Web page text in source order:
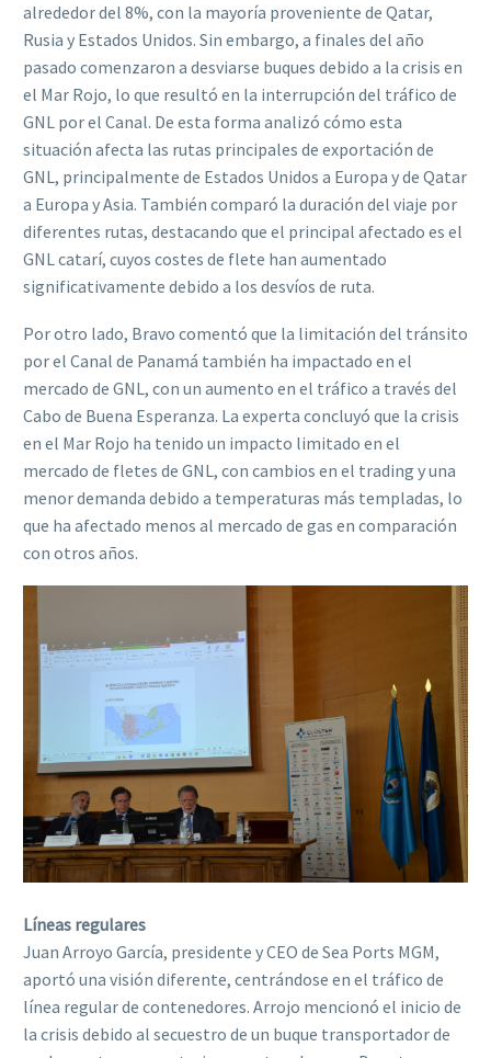
alrededor del 8%, con la mayoría proveniente de Qatar,
Rusia y Estados Unidos. Sin embargo, a finales del año
pasado comenzaron a desviarse buques debido a la crisis en
el Mar Rojo, lo que resultó en la interrupción del tráfico de
GNL por el Canal. De esta forma analizó cómo esta
situación afecta las rutas principales de exportación de
GNL, principalmente de Estados Unidos a Europa y de Qatar
a Europa y Asia. También comparó la duración del viaje por
diferentes rutas, destacando que el principal afectado es el
GNL catarí, cuyos costes de flete han aumentado
significativamente debido a los desvíos de ruta.
Por otro lado, Bravo comentó que la limitación del tránsito
por el Canal de Panamá también ha impactado en el
mercado de GNL, con un aumento en el tráfico a través del
Cabo de Buena Esperanza. La experta concluyó que la crisis
en el Mar Rojo ha tenido un impacto limitado en el
mercado de fletes de GNL, con cambios en el trading y una
menor demanda debido a temperaturas más templadas, lo
que ha afectado menos al mercado de gas en comparación
con otros años.
Líneas regulares
Juan Arroyo García, presidente y CEO de Sea Ports MGM,
aportó una visión diferente, centrándose en el tráfico de
línea regular de contenedores. Arrojo mencionó el inicio de
la crisis debido al secuestro de un buque transportador de